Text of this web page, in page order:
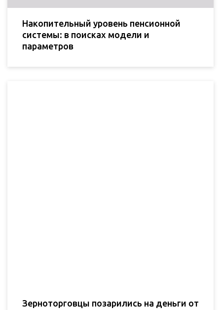
Накопительный уровень пенсионной
системы: в поисках модели и
параметров
Зерноторговцы позарились на деньги от